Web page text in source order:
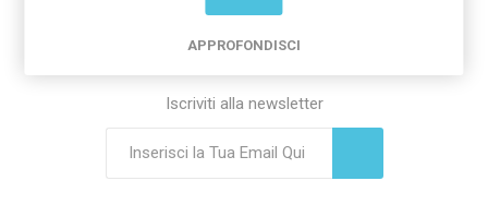
Iscriviti alla newsletter
APPROFONDISCI